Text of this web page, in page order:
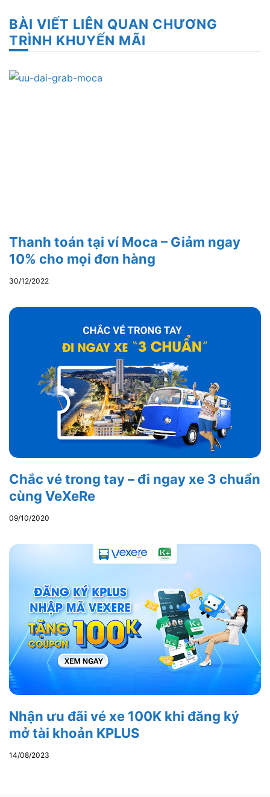
BÀI VIẾT LIÊN QUAN CHƯƠNG
TRÌNH KHUYẾN MÃI
Thanh toán tại ví Moca – Giảm ngay
10% cho mọi đơn hàng
30/12/2022
Chắc vé trong tay – đi ngay xe 3 chuẩn
cùng VeXeRe
09/10/2020
Nhận ưu đãi vé xe 100K khi đăng ký
mở tài khoản KPLUS
14/08/2023